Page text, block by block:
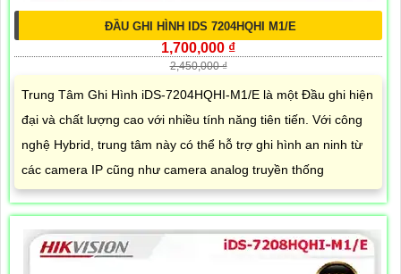
ĐẦU GHI HÌNH IDS 7204HQHI M1/E
1,700,000 ₫
2,450,000 ₫
Trung Tâm Ghi Hình iDS-7204HQHI-M1/E là một Đầu ghi hiện
đại và chất lượng cao với nhiều tính năng tiên tiến. Với công
nghệ Hybrid, trung tâm này có thể hỗ trợ ghi hình an ninh từ
các camera IP cũng như camera analog truyền thống